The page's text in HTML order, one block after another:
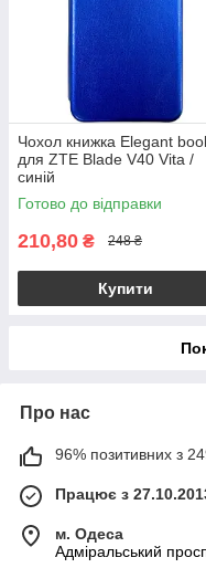
Чохол книжка Elegant
для ZTE Blade V40 Vita /
синій
Готово до відправки
210,80 ₴ 248 ₴
Купити
Про нас
96% позитивних з
Працює з
м. Одеса
Адміральський